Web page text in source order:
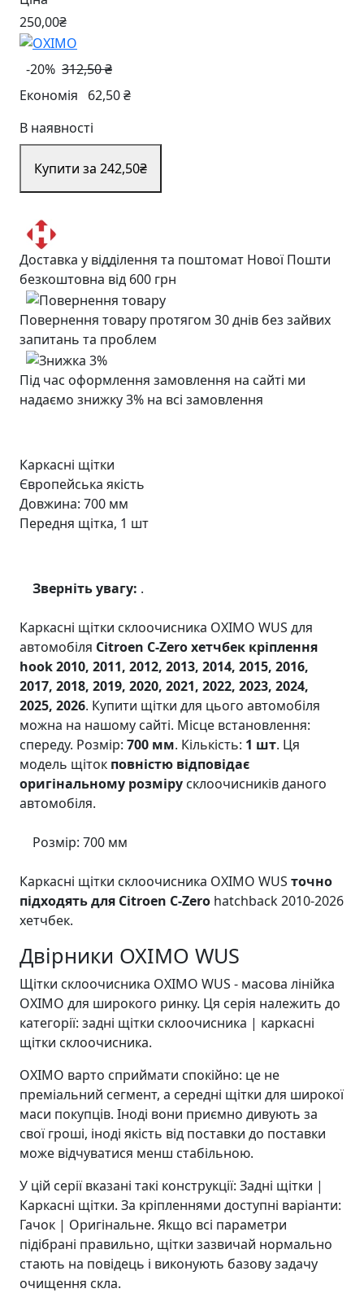
250,00₴
-20% 312,50 ₴
Економія
62,50 ₴
В наявності
Купити за 242,50₴
Доставка у відділення та поштомат Нової Пошти
безкоштовна від 600 грн
Повернення товару протягом 30 днів без зайвих
запитань та проблем
Під час оформлення замовлення на сайті ми
надаємо знижку 3% на всі замовлення
Каркасні щітки
Європейська якість
Довжина: 700 мм
Передня щітка, 1 шт
Зверніть увагу: .
Каркасні щітки склоочисника OXIMO WUS для
автомобіля Citroen C-Zero хетчбек кріплення
hook 2010, 2011, 2012, 2013, 2014, 2015, 2016,
2017, 2018, 2019, 2020, 2021, 2022, 2023, 2024,
2025, 2026. Купити щітки для цього автомобіля
можна на нашому сайті. Місце встановлення:
спереду. Розмір: 700 мм. Кількість: 1 шт. Ця
модель щіток повністю відповідає
оригінальному розміру склоочисників даного
автомобіля.
Розмір: 700 мм
Каркасні щітки склоочисника OXIMO WUS точно
підходять для Citroen C-Zero hatchback 2010-2026
хетчбек.
Двірники OXIMO WUS
Щітки склоочисника OXIMO WUS - масова лінійка
OXIMO для широкого ринку. Ця серія належить до
категорії: задні щітки склоочисника | каркасні
щітки склоочисника.
OXIMO варто сприймати спокійно: це не
преміальний сегмент, а середні щітки для широкої
маси покупців. Іноді вони приємно дивують за
свої гроші, іноді якість від поставки до поставки
може відчуватися менш стабільною.
У цій серії вказані такі конструкції: Задні щітки |
Каркасні щітки. За кріпленнями доступні варіанти:
Гачок | Оригінальне. Якщо всі параметри
підібрані правильно, щітки зазвичай нормально
стають на повідець і виконують базову задачу
очищення скла.